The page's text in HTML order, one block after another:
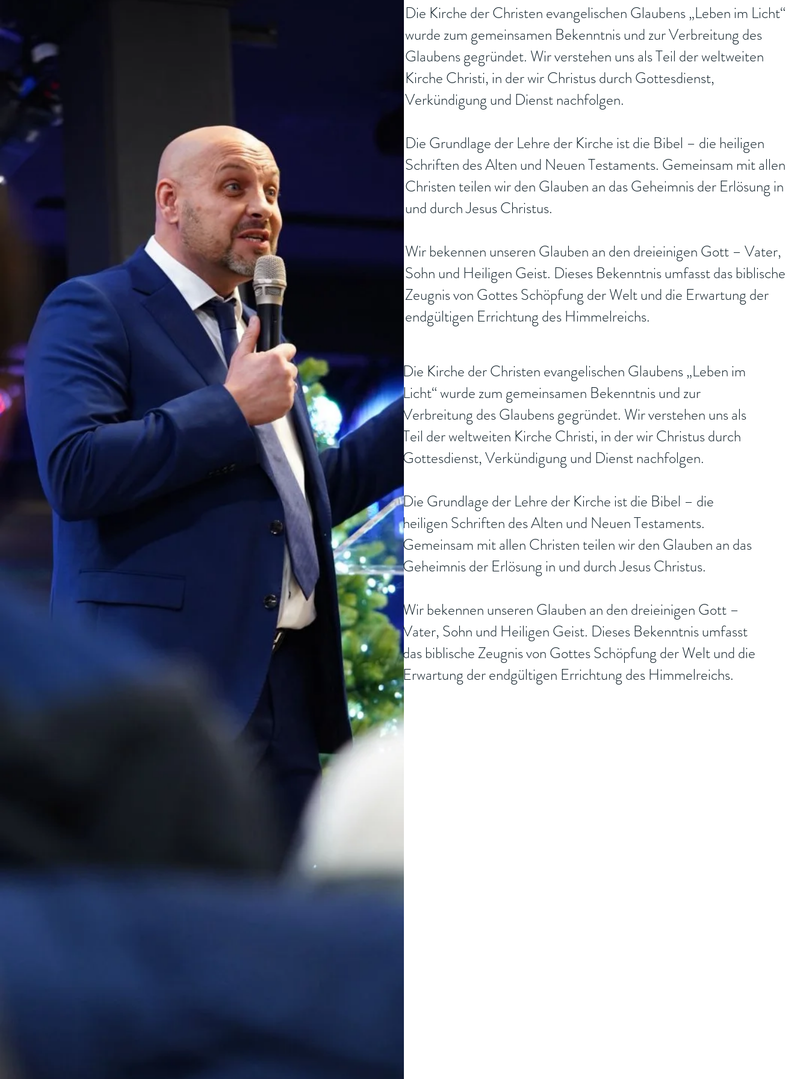
Die Kirche der Christen evangelischen Glaubens „Leben im Licht“
wurde zum gemeinsamen Bekenntnis und zur Verbreitung des
Glaubens gegründet. Wir verstehen uns als Teil der weltweiten
Kirche Christi, in der wir Christus durch Gottesdienst,
Verkündigung und Dienst nachfolgen.
Die Grundlage der Lehre der Kirche ist die Bibel – die heiligen
Schriften des Alten und Neuen Testaments. Gemeinsam mit allen
Christen teilen wir den Glauben an das Geheimnis der Erlösung in
und durch Jesus Christus.
Wir bekennen unseren Glauben an den dreieinigen Gott – Vater,
Sohn und Heiligen Geist. Dieses Bekenntnis umfasst das biblische
Zeugnis von Gottes Schöpfung der Welt und die Erwartung der
endgültigen Errichtung des Himmelreichs.
Die Kirche der Christen evangelischen Glaubens „Leben im
Licht“ wurde zum gemeinsamen Bekenntnis und zur
Verbreitung des Glaubens gegründet. Wir verstehen uns als
Teil der weltweiten Kirche Christi, in der wir Christus durch
Gottesdienst, Verkündigung und Dienst nachfolgen.
Die Grundlage der Lehre der Kirche ist die Bibel – die
heiligen Schriften des Alten und Neuen Testaments.
Gemeinsam mit allen Christen teilen wir den Glauben an das
Geheimnis der Erlösung in und durch Jesus Christus.
Wir bekennen unseren Glauben an den dreieinigen Gott –
Vater, Sohn und Heiligen Geist. Dieses Bekenntnis umfasst
das biblische Zeugnis von Gottes Schöpfung der Welt und die
Erwartung der endgültigen Errichtung des Himmelreichs.